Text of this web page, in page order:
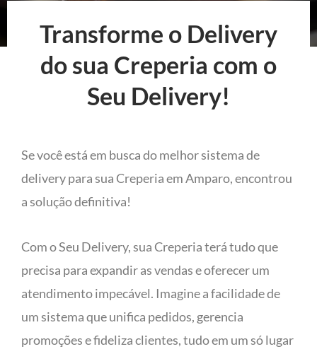
Transforme o Delivery
do sua Creperia com o
Seu Delivery!
Se você está em busca do melhor sistema de
delivery para sua Creperia em Amparo, encontrou
a solução definitiva!
Com o Seu Delivery, sua Creperia terá tudo que
precisa para expandir as vendas e oferecer um
atendimento impecável. Imagine a facilidade de
um sistema que unifica pedidos, gerencia
promoções e fideliza clientes, tudo em um só lugar